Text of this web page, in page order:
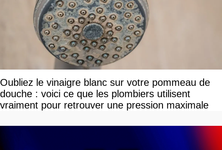
Oubliez le vinaigre blanc sur votre pommeau de
douche : voici ce que les plombiers utilisent
vraiment pour retrouver une pression maximale